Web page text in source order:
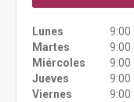
Lunes
Martes
Miércoles
Jueves
Viernes